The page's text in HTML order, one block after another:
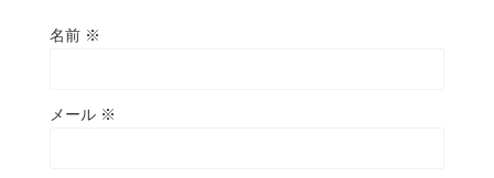
名前 ※
メール ※